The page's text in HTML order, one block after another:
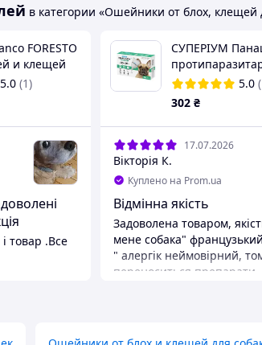
в категории «Ошейники от блох,
FORESTO
и клещей
8 кг, 70 см
5.0 (1)
товар .Все
СУПЕРІУМ
на холку для
кг
5.0
302 ₴
17.07.2026
Вікторія К.
Куплено на Prom.ua
Відмінна якість
Задоволена товаром,
мене собака"
" алергік неймовірний,
переноситься препарати
Преимущества